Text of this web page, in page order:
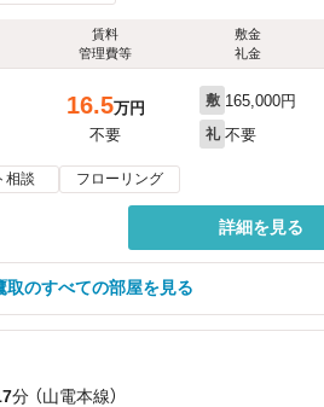
賃料
管理費等
敷金
礼金
16.5万円
不要
敷 165,000円
礼 不要
相談 フローリング
詳細を見る
のすべての部屋を見る
分 （山電本線）